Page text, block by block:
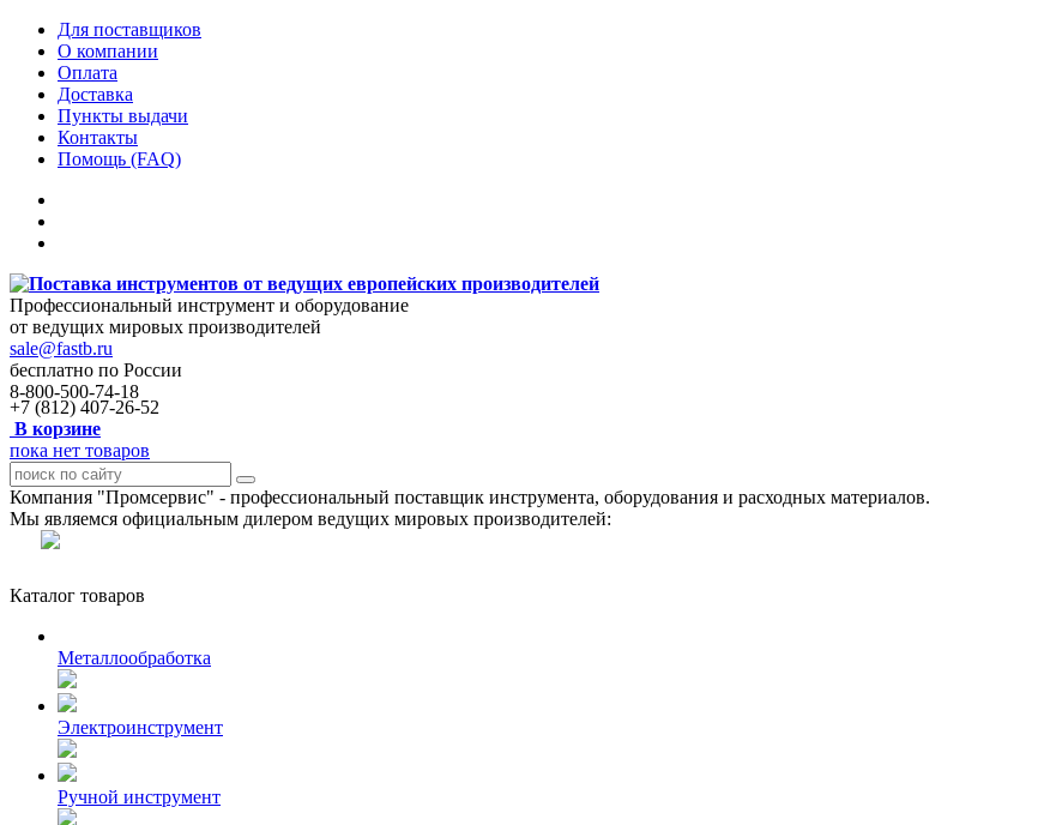
Для поставщиков
О компании
Оплата
Доставка
Пункты выдачи
Контакты
Помощь (FAQ)
Профессиональный инструмент и оборудование
от ведущих мировых производителей
sale@fastb.ru
бесплатно по России
8-800-500-74-18
+7 (812) 407-26-52
В корзине
пока нет товаров
Компания "Промсервис" - профессиональный поставщик инструмента, оборудования и расходных материалов.
Мы являемся официальным дилером ведущих мировых производителей:
Каталог товаров
Металлообработка
Электроинструмент
Ручной инструмент